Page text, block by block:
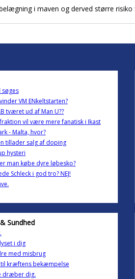
i maven og derved større risiko
søges
VM ENkeltstarten?
tværet ud af Man U??
vil være mere fanatisk i Ikast
- Malta, hvor?
tillader salg af doping
hysteri
man købe dyre løbesko?
Schleck i god tro? NEJ!
Sundhed
i dig
med misbrug
til kræftens bekæmpelse
dræber dig.